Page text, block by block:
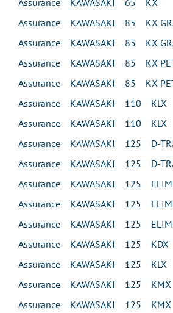
Assurance KAWASAKI 65 KX
Assurance KAWASAKI 85 KX
Assurance KAWASAKI 85 KX
Assurance KAWASAKI 85 KX
Assurance KAWASAKI 85 KX
Assurance KAWASAKI 110 KLX
Assurance KAWASAKI 110 KLX
Assurance KAWASAKI 125 D-
Assurance KAWASAKI 125 D-
Assurance KAWASAKI 125
Assurance KAWASAKI 125
Assurance KAWASAKI 125
Assurance KAWASAKI 125 KDX
Assurance KAWASAKI 125 KLX
Assurance KAWASAKI 125 KMX
Assurance KAWASAKI 125 KMX